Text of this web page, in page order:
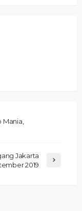
Jakarta
2019